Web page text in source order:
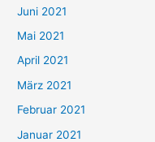
c
h
:
Juni 2021
Mai 2021
April 2021
März 2021
Februar 2021
Januar 2021